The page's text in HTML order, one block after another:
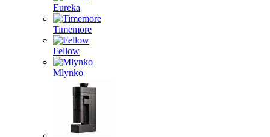
Eureka
Timemore
Fellow
Mlynko